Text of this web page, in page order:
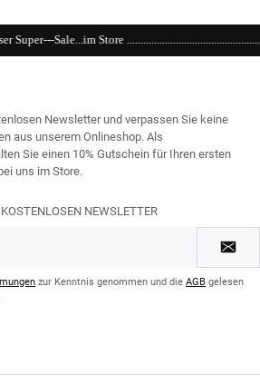
Newsletter und verpassen Sie keine
aus unserem Onlineshop. Als
Sie einen 10% Gutschein für Ihren ersten
uns im Store.
NEWSLETTER
zur Kenntnis genommen und die AGB gelesen